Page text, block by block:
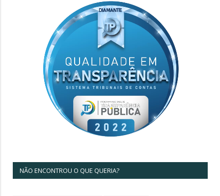
NÃO ENCONTROU O QUE QUERIA?